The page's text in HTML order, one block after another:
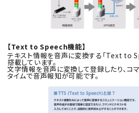
【Text to Speech機能】
テキスト情報を音声に変換する「Text to
搭載しています。
文字情報を音声に変換して登録したり、コ
タイムで音声報知が可能です。